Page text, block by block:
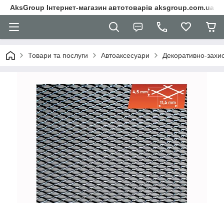
AksGroup Інтернет-магазин автотоварів aksgroup.com.ua
Товари та послуги Автоаксесуари Декоративно-